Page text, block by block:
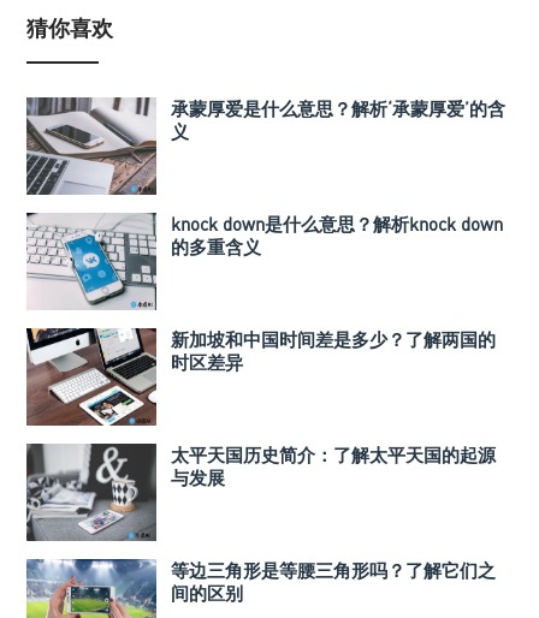
猜你喜欢
承蒙厚爱是什么意思？解析‘承蒙厚爱’的含
义
knock down是什么意思？解析knock down
的多重含义
新加坡和中国时间差是多少？了解两国的
时区差异
太平天国历史简介：了解太平天国的起源
与发展
等边三角形是等腰三角形吗？了解它们之
间的区别